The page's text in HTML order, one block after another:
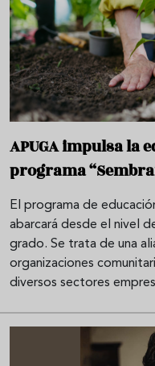
APUGA impulsa la
programa
El programa de
abarcará desde el nivel
grado. Se trata de una
organizaciones
diversos sectores